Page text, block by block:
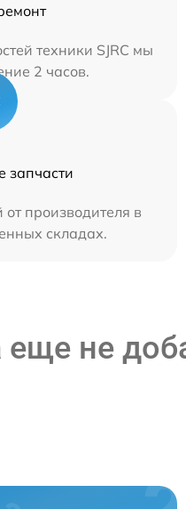
техники SJRC мы
2 часов.
запчасти
производителя в
складах.
не